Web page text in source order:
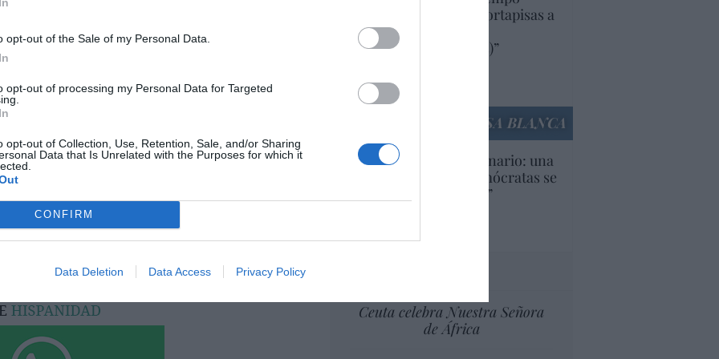
opt-out of the Sale of my Personal Data.
opt-out of processing my Personal Data for Targeted
opt-out of Collection, Use, Retention, Sale, and/or Sharing
Data that Is Unrelated with the Purposes for which it
CONFIRM
Data Deletion Data Access Privacy Policy
este artículo?
destacado de Hispanidad
legales
poniendo aranceles y cortapisas a
productos y compañías
americanas (y europeas)”
Artículos anteriores
LA CASA BLANCA
EEUU. Inquietante escenario: una
tercera parte de los demócratas se
define como “socialista”
Ceuta celebra Nuestra Señora
de África